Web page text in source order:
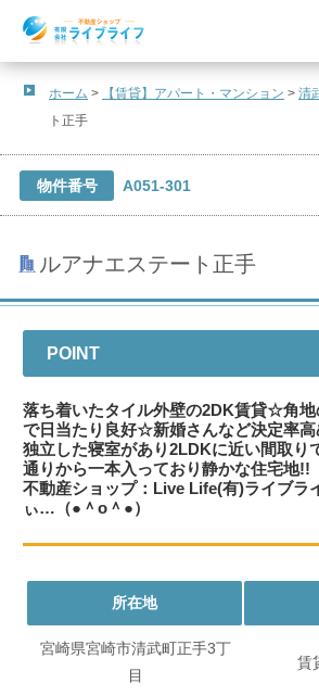
ホーム > 【賃貸】アパート・マンション >清
ト正手
ルアナエステート正手
物件番号 A051-301
POINT
落ち着いたタイル外壁の2DK賃貸☆角地
で日当たり良好☆新婚さんなど決定率高
独立した寝室があり2LDKに近い間取
通りから一本入っており静かな住宅地!!
不動産ショップ：Live Life(有)ライブラ
ぃ…（●＾o＾●）
所在地
宮崎県宮崎市清武町正手3丁
目
賃